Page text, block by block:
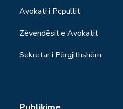
Avokati i Popullit
Zëvendësit e Avokatit
Sekretar i Përgjithshëm